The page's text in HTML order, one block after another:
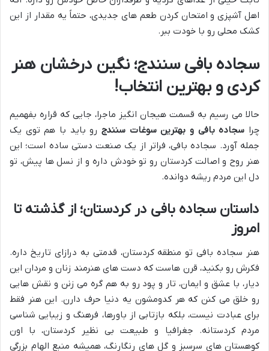
اهل آشپزی و امتحان کردن طعم های جدیدی، حتماً یه مقدار از این
کشک محلی رو با خودت ببر.
سجاده بافی سنندج؛ نگین درخشان هنر
کردی و بهترین انتخاب!
حالا می رسیم به قسمت هیجان انگیز ماجرا، جایی که قراره بفهمیم
چرا سجاده بافی و بهترین سوغات سنندج رو باید با هم توی یک
جمله آورد. سجاده بافی، فراتر از یک صنعت دستی ساده است؛ این
هنر روح و اصالت کردستان رو تو خودش داره و از نسل ها پیش، تو
دل این مردم ریشه دوانده.
داستان سجاده بافی در کردستان؛ از گذشته تا
امروز
هنر سجاده بافی تو منطقه کردستان، قدمتی به درازای تاریخ داره.
فکرش رو بکنید، قرن هاست که دست های هنرمند زنان و مردان این
دیار، با عشق و ایمان، تار و پود رو به هم گره می زنن و نقش هایی
رو خلق می کنن که هر کدومشون یه دنیا حرف دارن. این هنر فقط
برای عبادت نیست، بلکه بازتابی از باورها، فرهنگ و زیبایی شناسی
مردم کردستانه. جغرافیا و طبیعت بی نظیر کردستان، با اون
کوهستان های سرسبز و گل های رنگارنگ، همیشه منبع الهام بزرگی